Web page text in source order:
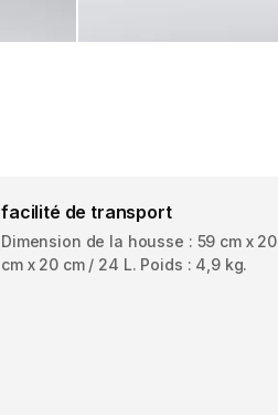
facilité de transport
Dimension de la housse : 59 cm x 20
cm x 20 cm / 24 L. Poids : 4,9 kg.